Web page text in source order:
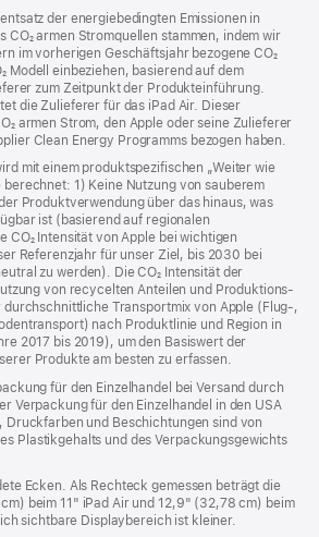
der energiebedingten Emissionen in
CO₂ armen Stromquellen stammen, indem wir
im vorherigen Geschäftsjahr bezogene CO₂
Modell einbeziehen, basierend auf dem
zum Zeitpunkt der Produkt­einführung.
die Zulieferer für das iPad Air. Dieser
armen Strom, den Apple oder seine Zulieferer
Clean Energy Programms bezogen haben.
mit einem produktspezifischen „Weiter wie
1) Keine Nutzung von sauberem
Produktverwendung über das hinaus, was
ist (basierend auf regionalen
CO₂ Intensität von Apple bei wichtigen
Referenzjahr für unser Ziel, bis 2030 bei
zu werden). Die CO₂ Intensität der
von recycelten Anteilen und Produktions­
Transportmix von Apple (Flug‑,
nach Produktlinie und Region in
2017 bis 2019), um den Basiswert der
Produkte am besten zu erfassen.
für den Einzelhandel bei Versand durch
Verpackung für den Einzelhandel in den USA
Druckfarben und Beschichtungen sind von
Plastikgehalts und des Verpackungs­gewichts
Ecken. Als Rechteck gemessen beträgt die
beim 11" iPad Air und 12,9" (32,78 cm) beim
sichtbare Displaybereich ist kleiner.